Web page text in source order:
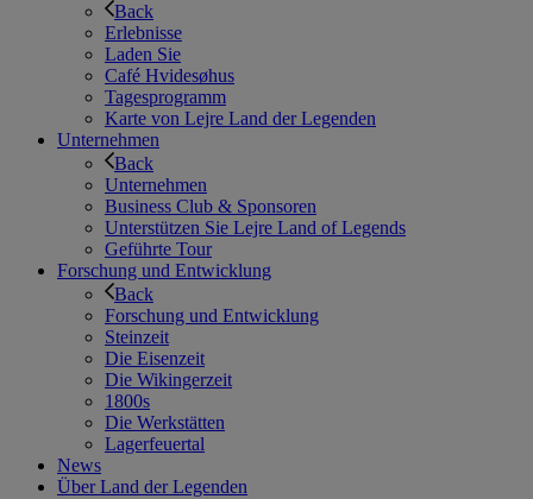
Back
Erlebnisse
Laden Sie
Café Hvidesøhus
Tagesprogramm
Karte von Lejre Land der Legenden
Unternehmen
Back
Unternehmen
Business Club & Sponsoren
Unterstützen Sie Lejre Land of Legends
Geführte Tour
Forschung und Entwicklung
Back
Forschung und Entwicklung
Steinzeit
Die Eisenzeit
Die Wikingerzeit
1800s
Die Werkstätten
Lagerfeuertal
News
Über Land der Legenden